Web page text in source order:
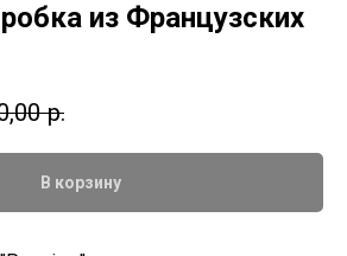
из Французских
р.
В корзину